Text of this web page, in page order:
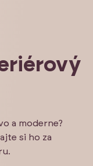
a moderne?
si ho za